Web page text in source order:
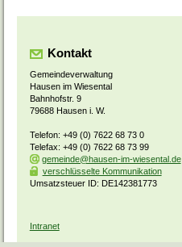
Kontakt
Gemeindeverwaltung
Hausen im Wiesental
Bahnhofstr. 9
79688 Hausen i. W.
Telefon: +49 (0) 7622 68 73 0
Telefax: +49 (0) 7622 68 73 99
gemeinde@hausen-im-wiesental.de
verschlüsselte Kommunikation
Umsatzsteuer ID: DE142381773
Intranet